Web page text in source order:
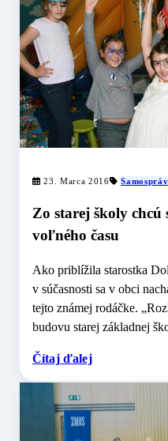
23. Marca 2016
Zo starej školy
voľného času
Ako priblížila starostka
v súčasnosti sa v obci
tejto známej rodáčke.
budovu starej základnej
Čítaj ďalej